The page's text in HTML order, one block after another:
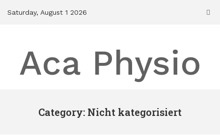
Saturday, August 1 2026
Aca Physio
Category: Nicht kategorisiert